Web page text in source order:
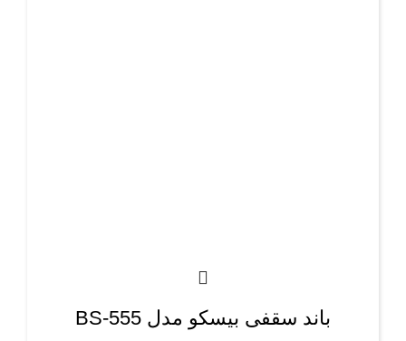
باند سقفی بیسکو مدل BS-555